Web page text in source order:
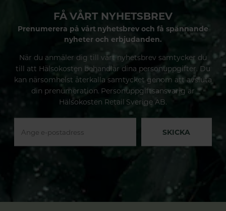
FÅ VÅRT NYHETSBREV
Prenumerera på vårt nyhetsbrev och få spännande
nyheter och erbjudanden.
När du anmäler dig till vårt nyhetsbrev samtycker du
till att Hälsokosten behandlar dina personuppgifter. Du
kan närsomhelst återkalla samtycket genom att avsluta
din prenumeration. Personuppgiftsansvarig är
Hälsokosten Retail Sverige AB.
SKICKA